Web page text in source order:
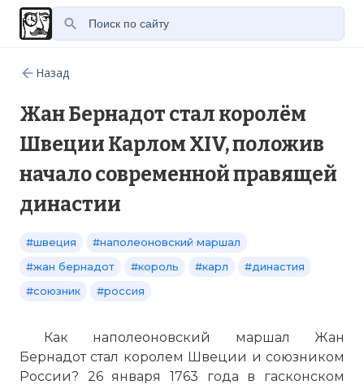
Назад
Жан Бернадот стал королём
Швеции Карлом XIV, положив
начало современной правящей
династии
#швеция
#наполеоновский маршал
#жан бернадот
#король #карл
#династия
#союзник
#россия
Как наполеоновский маршал Жан
Бернадот стал королем Швеции и союзником
России? 26 января 1763 года в гасконском